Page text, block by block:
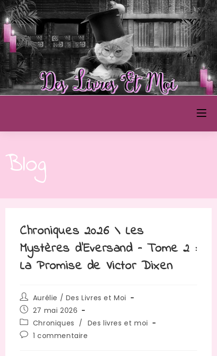
Blog
Chroniques 2026 \ Les
Mystères d’Eversand – Tome 2 :
La Promise de Victor Dixen
Aurélie / Des Livres et Moi
27 mai 2026
Chroniques / Des livres et moi
1 commentaire